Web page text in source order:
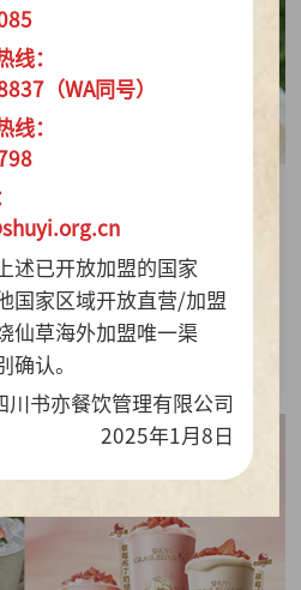
线：
（WA同号）
线：
述已开放加盟的国家
国家区域开放直营/加盟
仙草海外加盟唯一渠
确认。
川书亦餐饮管理有限公司
2025年1月8日